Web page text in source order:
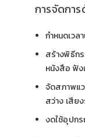
การจัดกา
กำหนดเว
สร้างพิธีก
หนังสือ ฟัง
จัดสภาพแ
สว่าง เสีย
งดใช้อุปก